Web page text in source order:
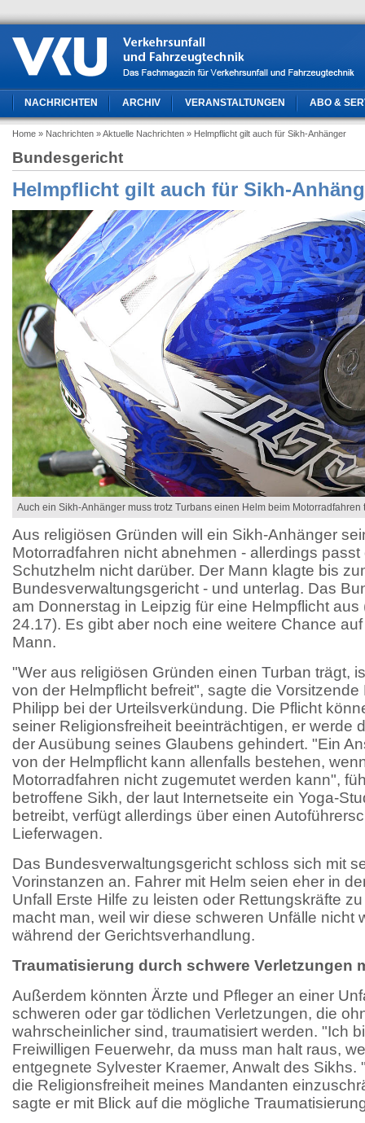
NACHRICHTEN ARCHIV VERANSTALTUNGEN ABO &
Home » Nachrichten » Aktuelle Nachrichten » Helmpflicht gilt auch für Sikh-Anhänger
Bundesgericht
Helmpflicht gilt auch für Sikh-
Auch ein Sikh-Anhänger muss trotz Turbans einen Helm beim Motorradfahren
Aus religiösen Gründen will ein Sikh-Anhänger
Motorradfahren nicht abnehmen - allerdings
Schutzhelm nicht darüber. Der Mann klagte bis
Bundesverwaltungsgericht - und unterlag. Das
am Donnerstag in Leipzig für eine Helmpflicht aus
24.17). Es gibt aber noch eine weitere Chance
Mann.
"Wer aus religiösen Gründen einen Turban trägt,
von der Helmpflicht befreit", sagte die
Philipp bei der Urteilsverkündung. Die Pflicht
seiner Religionsfreiheit beeinträchtigen, er werde
der Ausübung seines Glaubens gehindert. "Ein
von der Helmpflicht kann allenfalls bestehen,
Motorradfahren nicht zugemutet werden kann",
betroffene Sikh, der laut Internetseite ein Yoga-
betreibt, verfügt allerdings über einen
Lieferwagen.
Das Bundesverwaltungsgericht schloss sich mit
Vorinstanzen an. Fahrer mit Helm seien eher in
Unfall Erste Hilfe zu leisten oder Rettungskräfte
macht man, weil wir diese schweren Unfälle nicht
während der Gerichtsverhandlung.
Traumatisierung durch schwere Verletzungen
Außerdem könnten Ärzte und Pfleger an einer
schweren oder gar tödlichen Verletzungen, die
wahrscheinlicher sind, traumatisiert werden. "Ich
Freiwilligen Feuerwehr, da muss man halt raus,
entgegnete Sylvester Kraemer, Anwalt des Sikhs.
die Religionsfreiheit meines Mandanten
sagte er mit Blick auf die mögliche